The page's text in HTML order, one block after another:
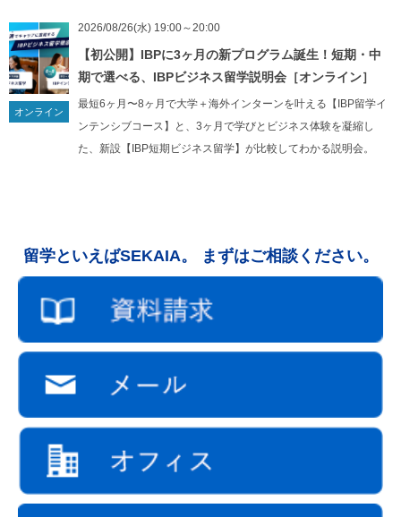
までご連絡ください。
６）Cookie、アクセスログについて
当社のウェブサイトでは、Cookie（クッキー）及び第三者による解析
サービスのウェブビーコンを使用しております。これらの使用目的は
ウェブサイト向上であり、アクセス数、ページビューなどの情報を収
合でも、当社のウェブサイトのご利用に影響はありません。
【個人情報に関するお問い合わせ先】
SEKAIA株式会社
個人情報保護管理者：IT・コンプライアンス統括室 ディレクター
TEL：03-6434-1315 E-mail：info@sekaia.co.jp
受付時間 平日（祝祭日を除く）10:00～17:00
オンライン
2026/08/26(水) 19:00～20:00
【初公開】IBPに3ヶ月の新プログラム誕生！短期・中
期で選べる、IBPビジネス留学説明会［オンライン］
最短6ヶ月〜8ヶ月で大学＋海外インターンを叶える【IBP留学イ
ンテンシブコース】と、3ヶ月で学びとビジネス体験を凝縮し
た、新設【IBP短期ビジネス留学】が比較してわかる説明会。
留学といえばSEKAIA。 まずはご相談ください。